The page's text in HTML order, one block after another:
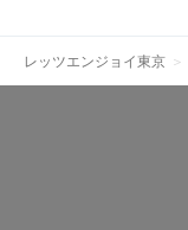
レッツエンジョイ東京